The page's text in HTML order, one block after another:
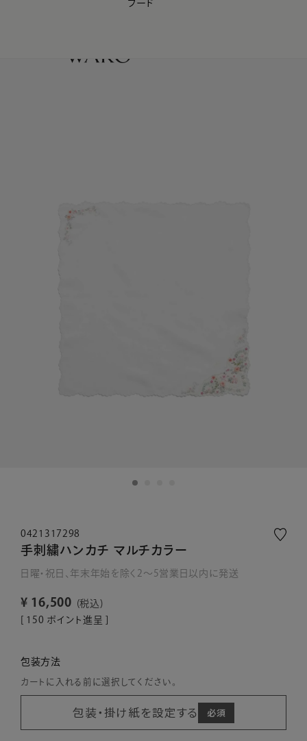
【会員様限定】夏のプレゼントキャンペーン開催中
フード
0421317298
手刺繍ハンカチ マルチカラー
日曜・祝日、年末年始を除く2～5営業日以内に発送
¥ 16,500
税込
150 ポイント進呈 ]
包装方法
カートに入れる前に選択してください。
包装・掛け紙を設定する